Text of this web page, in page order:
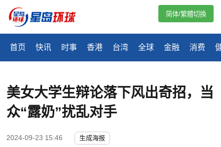
首页 快讯 时事 香港 台湾 全球 金融 消费
简体/繁體切換
美女大学生辩论落下风出奇招，当
众“露奶”扰乱对手
2024-09-23 15:46 生成海报